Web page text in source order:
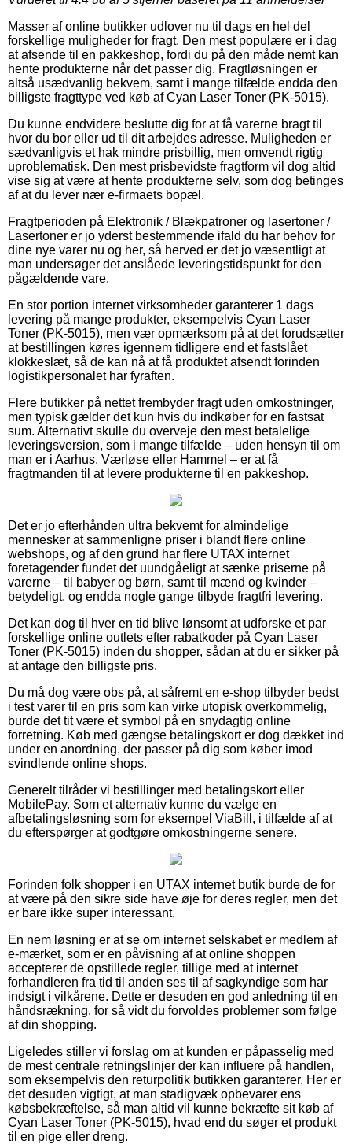
Masser af online butikker udlover nu til dags en hel del
forskellige muligheder for fragt. Den mest populære er i dag
at afsende til en pakkeshop, fordi du på den måde nemt kan
hente produkterne når det passer dig. Fragtløsningen er
altså usædvanlig bekvem, samt i mange tilfælde endda den
billigste fragttype ved køb af Cyan Laser Toner (PK-5015).
Du kunne endvidere beslutte dig for at få varerne bragt til
hvor du bor eller ud til dit arbejdes adresse. Muligheden er
sædvanligvis et hak mindre prisbillig, men omvendt rigtig
uproblematisk. Den mest prisbevidste fragtform vil dog altid
vise sig at være at hente produkterne selv, som dog betinges
af at du lever nær e-firmaets bopæl.
Fragtperioden på Elektronik / Blækpatroner og lasertoner /
Lasertoner er jo yderst bestemmende ifald du har behov for
dine nye varer nu og her, så herved er det jo væsentligt at
man undersøger det anslåede leveringstidspunkt for den
pågældende vare.
En stor portion internet virksomheder garanterer 1 dags
levering på mange produkter, eksempelvis Cyan Laser
Toner (PK-5015), men vær opmærksom på at det forudsætter
at bestillingen køres igennem tidligere end et fastslået
klokkeslæt, så de kan nå at få produktet afsendt forinden
logistikpersonalet har fyraften.
Flere butikker på nettet frembyder fragt uden omkostninger,
men typisk gælder det kun hvis du indkøber for en fastsat
sum. Alternativt skulle du overveje den mest betalelige
leveringsversion, som i mange tilfælde – uden hensyn til om
man er i Aarhus, Værløse eller Hammel – er at få
fragtmanden til at levere produkterne til en pakkeshop.
Det er jo efterhånden ultra bekvemt for almindelige
mennesker at sammenligne priser i blandt flere online
webshops, og af den grund har flere UTAX internet
foretagender fundet det uundgåeligt at sænke priserne på
varerne – til babyer og børn, samt til mænd og kvinder –
betydeligt, og endda nogle gange tilbyde fragtfri levering.
Det kan dog til hver en tid blive lønsomt at udforske et par
forskellige online outlets efter rabatkoder på Cyan Laser
Toner (PK-5015) inden du shopper, sådan at du er sikker på
at antage den billigste pris.
Du må dog være obs på, at såfremt en e-shop tilbyder bedst
i test varer til en pris som kan virke utopisk overkommelig,
burde det tit være et symbol på en snydagtig online
forretning. Køb med gængse betalingskort er dog dækket ind
under en anordning, der passer på dig som køber imod
svindlende online shops.
Generelt tilråder vi bestillinger med betalingskort eller
MobilePay. Som et alternativ kunne du vælge en
afbetalingsløsning som for eksempel ViaBill, i tilfælde af at
du efterspørger at godtgøre omkostningerne senere.
Forinden folk shopper i en UTAX internet butik burde de for
at være på den sikre side have øje for deres regler, men det
er bare ikke super interessant.
En nem løsning er at se om internet selskabet er medlem af
e-mærket, som er en påvisning af at online shoppen
accepterer de opstillede regler, tillige med at internet
forhandleren fra tid til anden ses til af sagkyndige som har
indsigt i vilkårene. Dette er desuden en god anledning til en
håndsrækning, for så vidt du forvoldes problemer som følge
af din shopping.
Ligeledes stiller vi forslag om at kunden er påpasselig med
de mest centrale retningslinjer der kan influere på handlen,
som eksempelvis den returpolitik butikken garanterer. Her er
det desuden vigtigt, at man stadigvæk opbevarer ens
købsbekræftelse, så man altid vil kunne bekræfte sit køb af
Cyan Laser Toner (PK-5015), hvad end du søger et produkt
til en pige eller dreng.